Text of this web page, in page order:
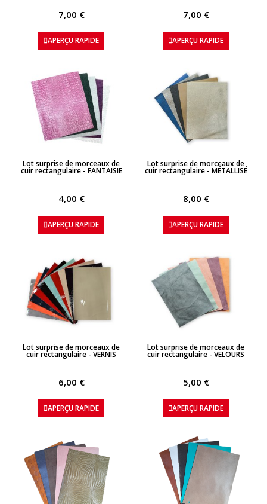
7,00 €
APERÇU RAPIDE
7,00 €
APERÇU RAPIDE
APERÇU RAPIDE
Lot surprise de morceaux de
cuir rectangulaire - FANTAISIE
4,00 €
APERÇU RAPIDE
APERÇU RAPIDE
Lot surprise de morceaux de
cuir rectangulaire - MÉTALLISÉ
8,00 €
APERÇU RAPIDE
APERÇU RAPIDE
Lot surprise de morceaux de
cuir rectangulaire - VERNIS
6,00 €
APERÇU RAPIDE
APERÇU RAPIDE
Lot surprise de morceaux de
cuir rectangulaire - VELOURS
5,00 €
APERÇU RAPIDE